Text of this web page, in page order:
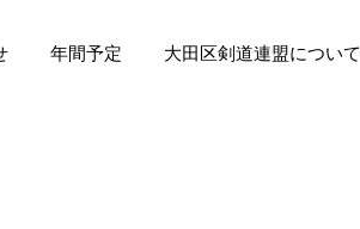
年間予定 大田区剣道連盟について